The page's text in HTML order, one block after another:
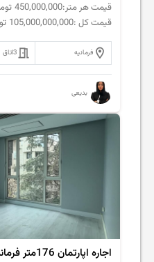
قیمت هر متر:450,000,000
قیمت کل :105,000,000,000
فرمانیه 3اتاق
بدیعی
اجاره اپارتمان 176متر فرمانیه